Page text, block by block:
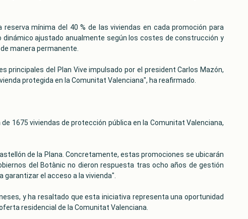
mínima del 40 % de las viviendas en cada promoción para
ajustado anualmente según los costes de construcción y
manera permanente.
principales del Plan Vive impulsado por el president Carlos Mazón,
protegida en la Comunitat Valenciana", ha reafirmado.
1675 viviendas de protección pública en la Comunitat Valenciana,
de la Plana. Concretamente, estas promociones se ubicarán
del Botànic no dieron respuesta tras ocho años de gestión
el acceso a la vivienda".
y ha resaltado que esta iniciativa representa una oportunidad
residencial de la Comunitat Valenciana.